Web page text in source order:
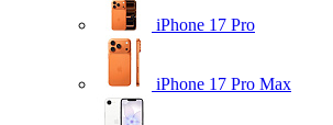
iPhone 17 Pro
iPhone 17 Pro Max